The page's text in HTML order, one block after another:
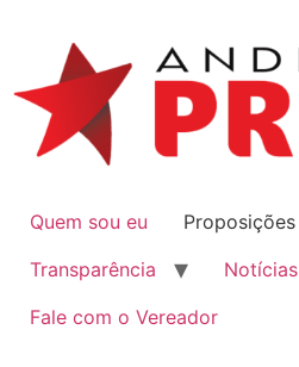
Quem sou eu
Proposições
Transparência
Notícias
Fale com o Vereador